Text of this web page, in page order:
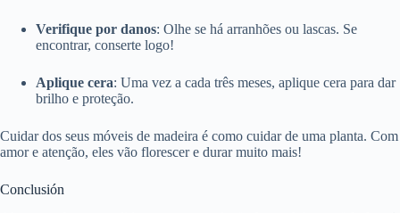
Verifique por danos: Olhe se há arranhões ou lascas. Se
encontrar, conserte logo!
Aplique cera: Uma vez a cada três meses, aplique cera para dar
brilho e proteção.
Cuidar dos seus móveis de madeira é como cuidar de uma planta. Com
amor e atenção, eles vão florescer e durar muito mais!
Conclusión